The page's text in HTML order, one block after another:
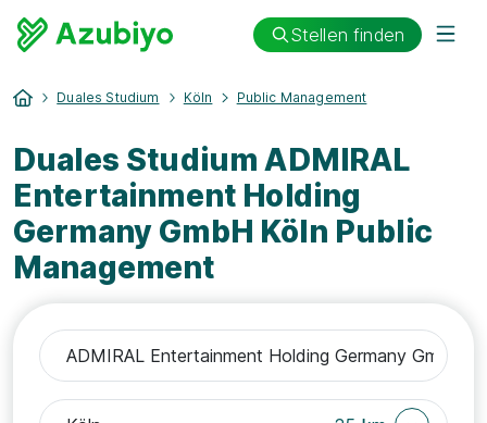
Stellen finden
Duales Studium Köln Public Management
Duales Studium ADMIRAL
Entertainment Holding
Germany GmbH Köln Public
Management